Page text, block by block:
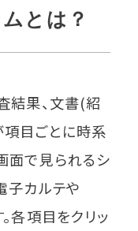
とは？
結果、文書(紹
目ごとに時系
面で見られるシ
子カルテや
各項目をクリッ